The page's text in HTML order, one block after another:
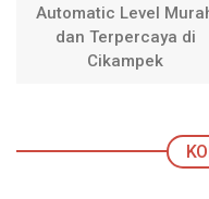
Automatic Level
dan Terpercaya di
Cikampek